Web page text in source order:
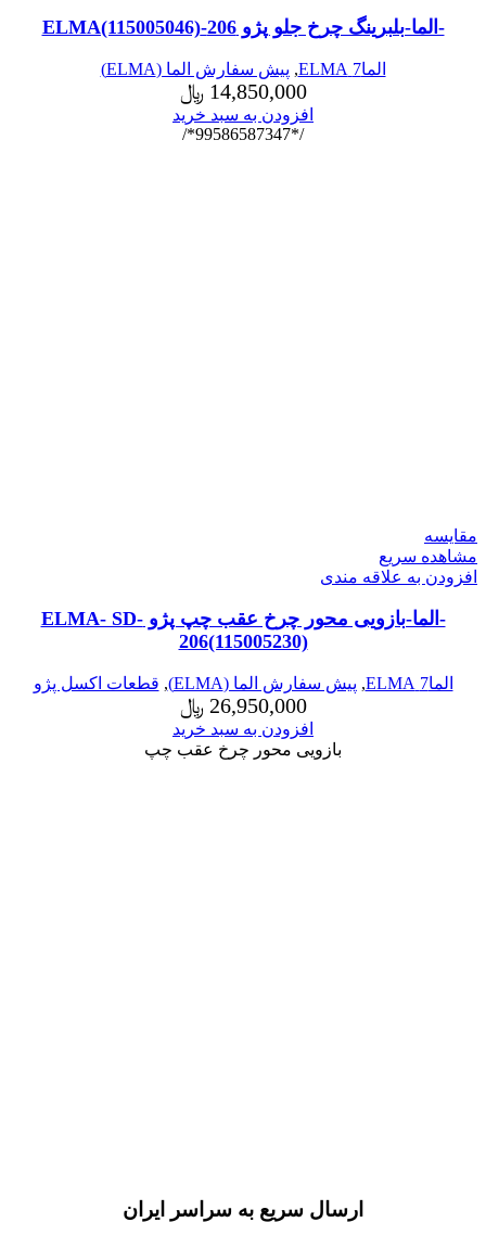
-الما-بلبرینگ چرخ جلو پژو 206-ELMA(115005046)
الما7 ELMA , پیش سفارش الما (ELMA)
14,850,000 ﷼
افزودن به سبد خرید
/*99586587347*/
مقایسه
مشاهده سریع
افزودن به علاقه مندی
-الما-بازویی محور چرخ عقب چپ پژو ELMA- SD-
206(115005230)
الما7 ELMA , پیش سفارش الما (ELMA) , قطعات اکسل پژو
26,950,000 ﷼
افزودن به سبد خرید
بازویی محور چرخ عقب چپ
ارسال سریع به سراسر ایران